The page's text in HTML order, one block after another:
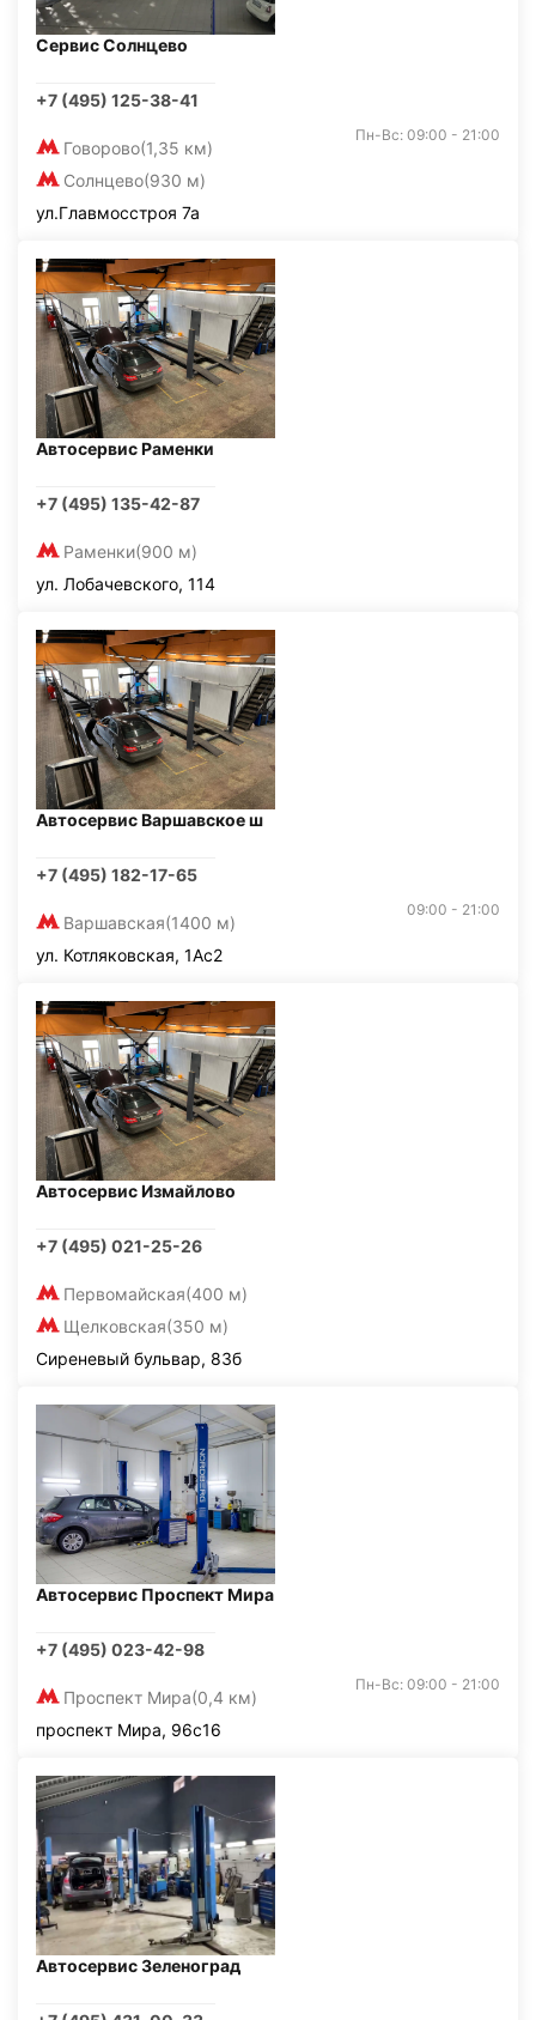
Сервис Солнцево
+7 (495) 125-38-41
Говорово(1,35 км)
Солнцево(930 м)
Пн-Вс: 09:00 - 21:00
ул.Главмосстроя 7а
Автосервис Раменки
+7 (495) 135-42-87
Раменки(900 м)
ул. Лобачевского, 114
Автосервис Варшавское ш
+7 (495) 182-17-65
Варшавская(1400 м)
09:00 - 21:00
ул. Котляковская, 1Ас2
Автосервис Измайлово
+7 (495) 021-25-26
Первомайская(400 м)
Щелковская(350 м)
Сиреневый бульвар, 83б
Автосервис Проспект Мира
+7 (495) 023-42-98
Проспект Мира(0,4 км)
Пн-Вс: 09:00 - 21:00
проспект Мира, 96с16
Автосервис Зеленоград